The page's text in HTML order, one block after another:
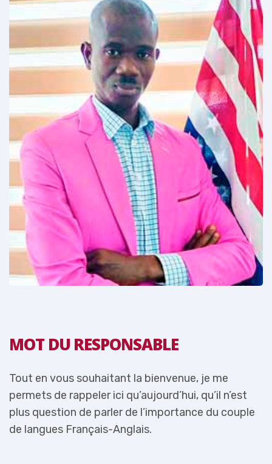
MOT DU RESPONSABLE
Tout en vous souhaitant la bienvenue, je me
permets de rappeler ici qu’aujourd’hui, qu’il n’est
plus question de parler de l’importance du couple
de langues Français-Anglais.